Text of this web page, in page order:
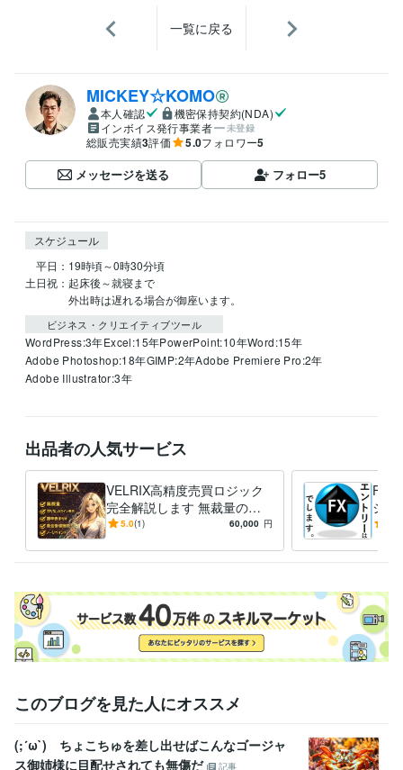
一覧に戻る
MICKEY☆KOMO
本人確認
機密保持契約(NDA)
インボイス発行事業者
未登録
総販売実績3評価 5.0フォロワー5
メッセージを送る フォロー5
スケジュール
平日：19時頃～0時30分頃
土日祝：起床後～就寝まで
外出時は遅れる場合が御座います。
ビジネス・クリエイティブツール
WordPress:3年Excel:15年PowerPoint:10年Word:15年
Adobe Photoshop:18年GIMP:2年Adobe Premiere Pro:2年
Adobe Illustrator:3年
出品者の人気サービス
VELRIX高精度売買ロジック
完全解説します 無裁量の高
精度サイン＆勝率表示と資金
5.0(1) 60,000 円
FX
シン
駄を
このブログを見た人にオススメ
(;´ω`) ちょこちゅを差し出せばこんなゴージャ
ス御姉様に目配せされても無傷だ
記事